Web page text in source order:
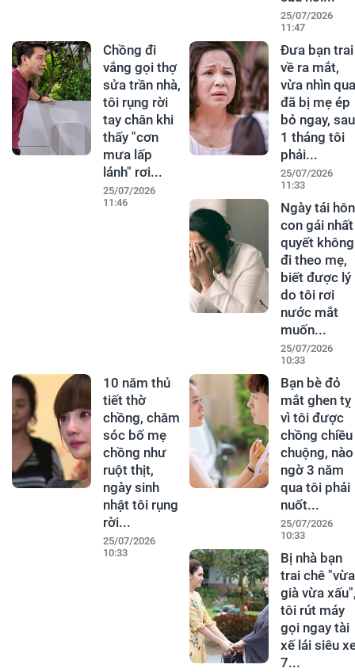
25/07/2026
11:47
Chồng đi
vắng gọi thợ
sửa trần nhà,
tôi rụng rời
tay chân khi
thấy "cơn
mưa lấp
lánh" rơi...
25/07/2026
11:46
Đưa bạn trai
về ra mắt,
vừa nhìn qua
đã bị mẹ ép
bỏ ngay, sau
1 tháng tôi
phải...
25/07/2026
11:33
Ngày tái
con gái nhất
quyết không
đi theo mẹ,
biết được lý
do tôi rơi
nước mắt
muốn...
25/07/2026
10:33
10 năm thủ
tiết thờ
chồng, chăm
sóc bố mẹ
chồng như
ruột thịt,
ngày sinh
nhật tôi rụng
rời...
25/07/2026
10:33
Bạn bè đỏ
mắt ghen tỵ
vì tôi được
chồng chiều
chuộng, nào
ngờ 3 năm
qua tôi phải
nuốt...
25/07/2026
10:33
Bị nhà bạn
trai chê "vừa
già vừa
tôi rút máy
gọi ngay tài
xế lái siêu
7...